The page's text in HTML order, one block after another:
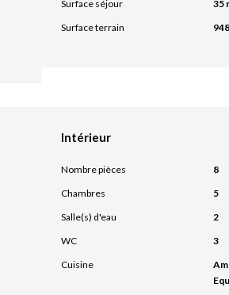
Surface séjour
35
Surface terrain
Intérieur
Nombre pièces
8
Chambres
5
Salle(s) d'eau
2
WC
3
Cuisine